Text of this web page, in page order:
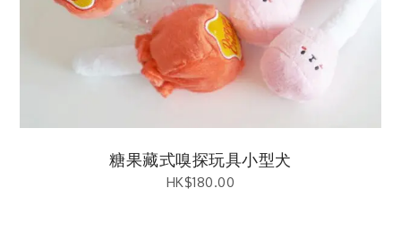
糖果藏式嗅探玩具小型犬
HK$180.00